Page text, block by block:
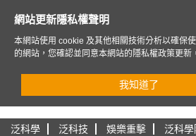
泛科學 泛科技 娛樂重擊 泛科學
網站更新隱私權聲明
本網站使用 cookie 及其他相關技術分析以確保
的網站，您確認並同意本網站的隱私權政策更新，
我知道了